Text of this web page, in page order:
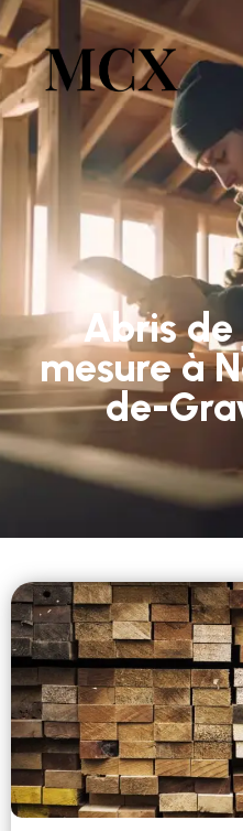
Abris
mesure à
de-